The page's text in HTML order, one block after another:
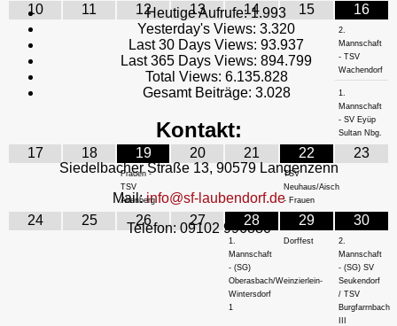
10 11 12 13 14 15 16
2.
Mannschaft
- TSV
Wachendorf
1.
Mannschaft
- SV Eyüp
Sultan Nbg.
17 18 19
Frauen -
TSV
Altenberg
20 21 22
TSV
Neuhaus/Aisch
- Frauen
23
24 25 26 27 28
1.
Mannschaft
- (SG)
Oberasbach/Weinzierlein-
Wintersdorf
1
29
Dorffest
30
2.
Mannschaft
- (SG) SV
Seukendorf
/ TSV
Burgfarrnbach
Heutige Aufrufe:1.993
Yesterday's Views: 3.320
Last 30 Days Views: 93.937
Last 365 Days Views: 894.799
Total Views: 6.135.828
Gesamt Beiträge: 3.028
Kontakt:
Siedelbacher Straße 13, 90579 Langenzenn
Mail:info@sf-laubendorf.de
Telefon: 09102 996880